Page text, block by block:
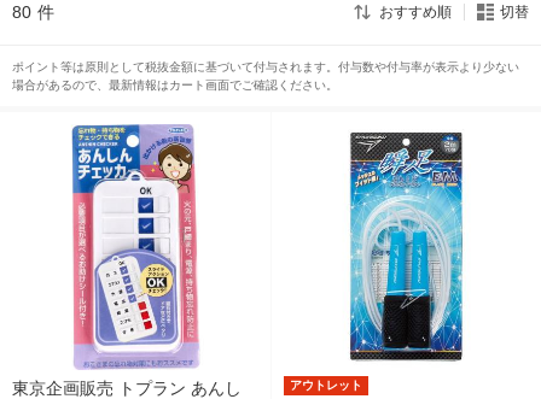
80 件 おすすめ順 切替
ポイント等は原則として税抜金額に基づいて付与されます。付与数や付与率が表示より少ない
場合があるので、最新情報はカート画面でご確認ください。
東京企画販売 トプラン あんし
アウトレット